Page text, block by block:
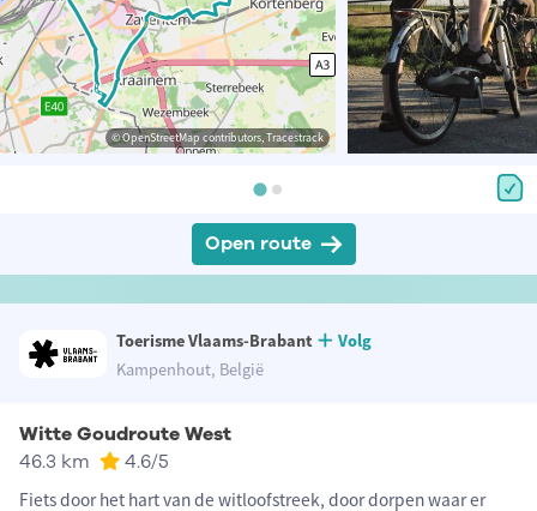
© OpenStreetMap contributors, Tracestrack
Open route
Toerisme Vlaams-Brabant
Volg
Kampenhout, België
Witte Goudroute West
46.3 km 4.6/5
Fiets door het hart van de witloofstreek, door dorpen waar er